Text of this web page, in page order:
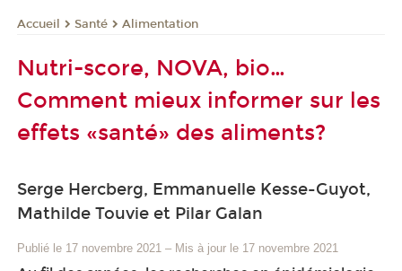
Accueil Santé Alimentation
Nutri-score, NOVA, bio…
Comment mieux informer sur les
effets «santé» des aliments?
Serge Hercberg, Emmanuelle Kesse-Guyot,
Mathilde Touvie et Pilar Galan
Publié le 17 novembre 2021 – Mis à jour le 17 novembre 2021